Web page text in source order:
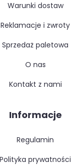
warunki dostaw
reklamacje i zwroty
sprzedaż paletowa
o nas
kontakt z nami
Informacje
regulamin
polityka prywatności